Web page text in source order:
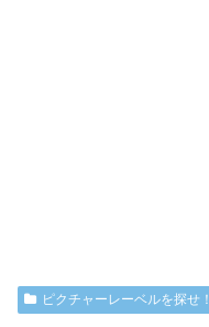
ピクチャーレーベルを探せ！